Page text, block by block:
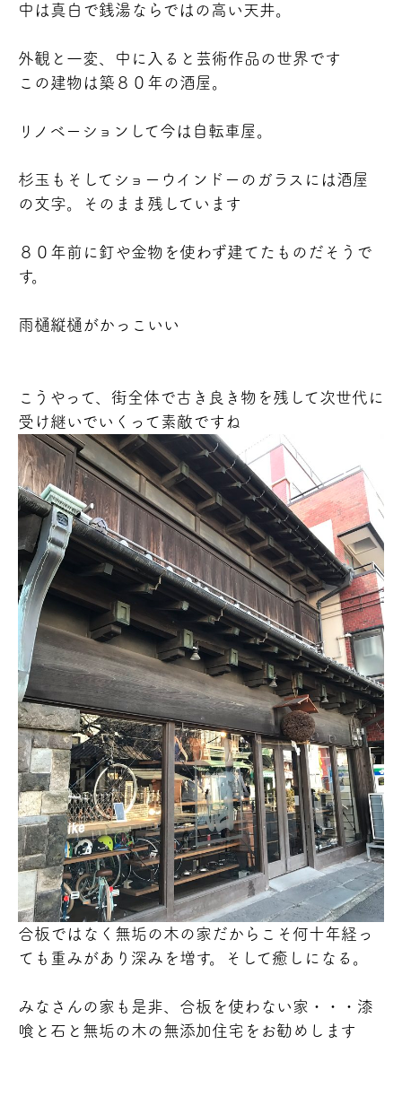
中は真白で銭湯ならではの高い天井。
外観と一変、中に入ると芸術作品の世界です
この建物は築８０年の酒屋。
リノベーションして今は自転車屋。
杉玉もそしてショーウインドーのガラスには酒屋
の文字。そのまま残しています
８０年前に釘や金物を使わず建てたものだそうで
す。
雨樋縦樋がかっこいい
こうやって、街全体で古き良き物を残して次世代に
受け継いでいくって素敵ですね
合板ではなく無垢の木の家だからこそ何十年経っ
ても重みがあり深みを増す。そして癒しになる。
みなさんの家も是非、合板を使わない家・・・漆
喰と石と無垢の木の無添加住宅をお勧めします